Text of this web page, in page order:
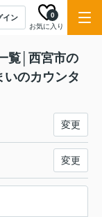
イン
お気に入り
0
覧│西宮市の
のカウンタ
変更
変更